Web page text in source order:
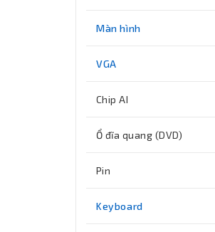
Màn hình
VGA
Chip AI
Ổ đĩa quang (DVD)
Pin
Keyboard